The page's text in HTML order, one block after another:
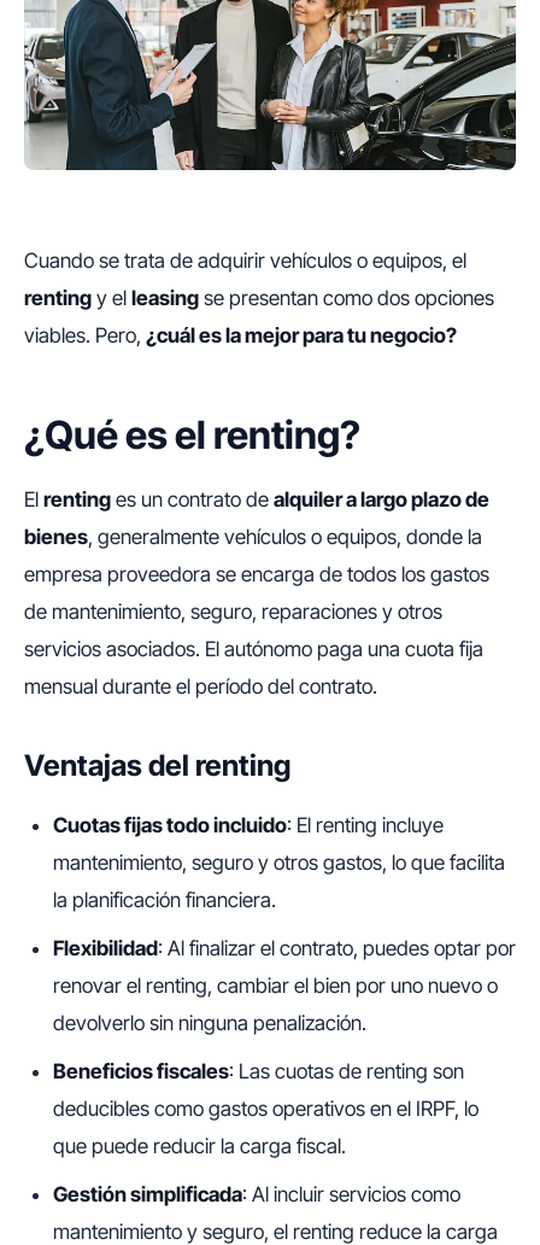
Cuando se trata de adquirir vehículos o equipos, el
renting y el leasing se presentan como dos opciones
viables. Pero, ¿cuál es la mejor para tu negocio?
¿Qué es el renting?
El renting es un contrato de alquiler a largo plazo de
bienes, generalmente vehículos o equipos, donde la
empresa proveedora se encarga de todos los gastos
de mantenimiento, seguro, reparaciones y otros
servicios asociados. El autónomo paga una cuota fija
mensual durante el período del contrato.
Ventajas del renting
Cuotas fijas todo incluido: El renting incluye
mantenimiento, seguro y otros gastos, lo que facilita
la planificación financiera.
Flexibilidad: Al finalizar el contrato, puedes optar por
renovar el renting, cambiar el bien por uno nuevo o
devolverlo sin ninguna penalización.
Beneficios fiscales: Las cuotas de renting son
deducibles como gastos operativos en el IRPF, lo
que puede reducir la carga fiscal.
Gestión simplificada: Al incluir servicios como
mantenimiento y seguro, el renting reduce la carga